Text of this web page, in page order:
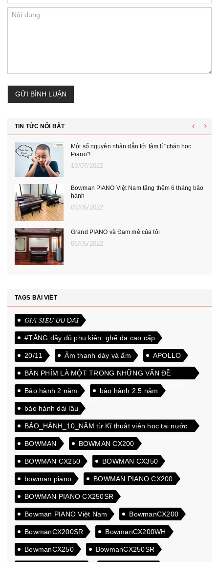
GỬI BÌNH LUẬN
TIN TỨC NỔI BẬT
Một số nguyên nhân dẫn tới tâm lí "chán học
Piano"!
19/07/2022
Bowman PIANO Việt Nam tặng thêm 6 tháng bảo
hành
06/05/2022
Grand PIANO và Đam mê của tôi
06/05/2022
TAGS BÀI VIẾT
𝐺𝐼𝐴́ 𝑆𝐼𝐸̂𝑈 𝘜̛𝘜 Đ𝘈̃𝘐
#TẶNG đầy đủ phụ kiện: ghế da cao cấp
20/11 Âm thanh dày và ấm APOLLO
BÀN PHÍM LÀ MỘT TRONG NHỮNG VẤN ĐỀ
QUAN TÂM NHẤT CỦA KHÁCH HÀNG KHI CHỌN
MUA ĐÀN PIANO ĐIỆN
Bảo hành 2 năm bảo hành 2.5 năm
bảo hành dài lâu
BẢO_HÀNH_10_NĂM từ Kĩ thuật viên học tại nước
ngoài
BOWMAN BOWMAN CX200
BOWMAN CX250 BOWMAN CX350
bowman piano BOWMAN PIANO CX200
BOWMAN PIANO CX250SR
Bowman PIANO Việt Nam BowmanCX200
BowmanCX200SR BowmanCX200WH
BowmanCX250 BowmanCX250SR